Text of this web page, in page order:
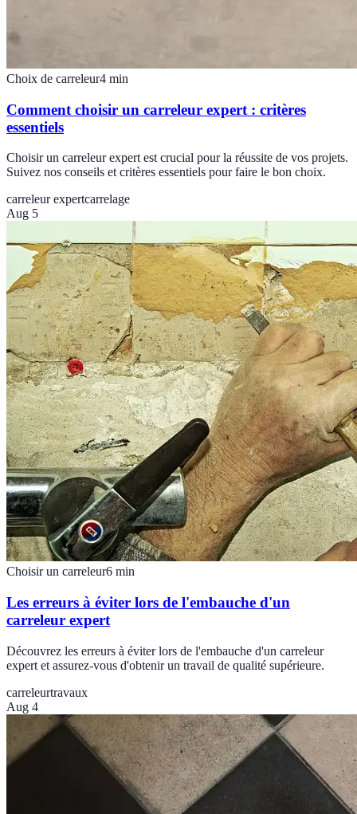
Choix de carreleur4 min
Comment choisir un carreleur expert : critères
essentiels
Choisir un carreleur expert est crucial pour la réussite de vos projets.
Suivez nos conseils et critères essentiels pour faire le bon choix.
carreleur expertcarrelage
Aug 5
Choisir un carreleur6 min
Les erreurs à éviter lors de l'embauche d'un
carreleur expert
Découvrez les erreurs à éviter lors de l'embauche d'un carreleur
expert et assurez-vous d'obtenir un travail de qualité supérieure.
carreleurtravaux
Aug 4